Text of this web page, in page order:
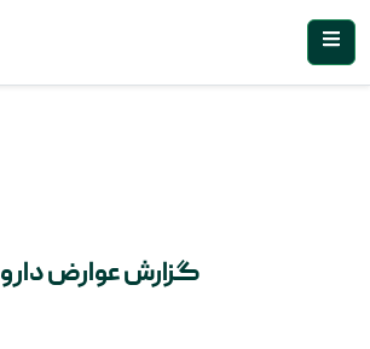
گزارش عوارض دارو